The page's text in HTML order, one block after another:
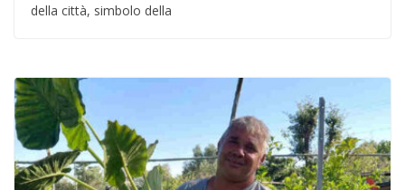
della città, simbolo della